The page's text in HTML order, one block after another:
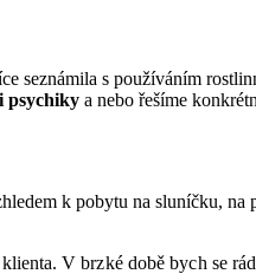
seznámila s používáním
psychiky a nebo řešíme
k pobytu na sluníčku, na
V brzké době bych se